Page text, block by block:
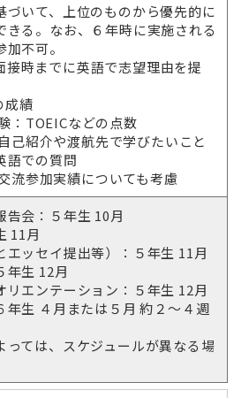
づいて、上位のものから優先的に
きる。なお、６年時に実施される
不可。
接時までに英語で志望理由を提
成績
：TOEICなどの点数
己紹介や渡航先で学びたいこと
語での質問
流参加実績についても考慮
会：５年生 10月
11月
ッセイ提出等）：５年生 11月
生 12月
エンテーション：５年生 12月
生 ４月または５月 約２～４週
ては、スケジュールが異なる場